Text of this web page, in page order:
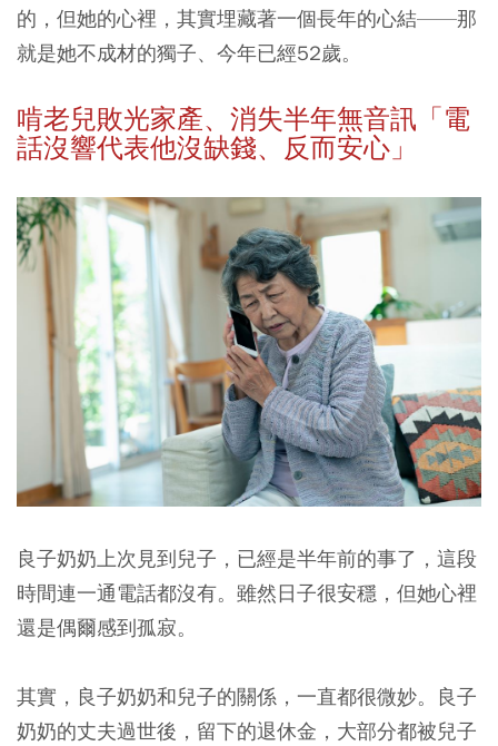
的，但她的心裡，其實埋藏著一個長年的心結——那
就是她不成材的獨子、今年已經52歲。
啃老兒敗光家產、消失半年無音訊「電
話沒響代表他沒缺錢、反而安心」
良子奶奶上次見到兒子，已經是半年前的事了，這段
時間連一通電話都沒有。雖然日子很安穩，但她心裡
還是偶爾感到孤寂。
其實，良子奶奶和兒子的關係，一直都很微妙。良子
奶奶的丈夫過世後，留下的退休金，大部分都被兒子